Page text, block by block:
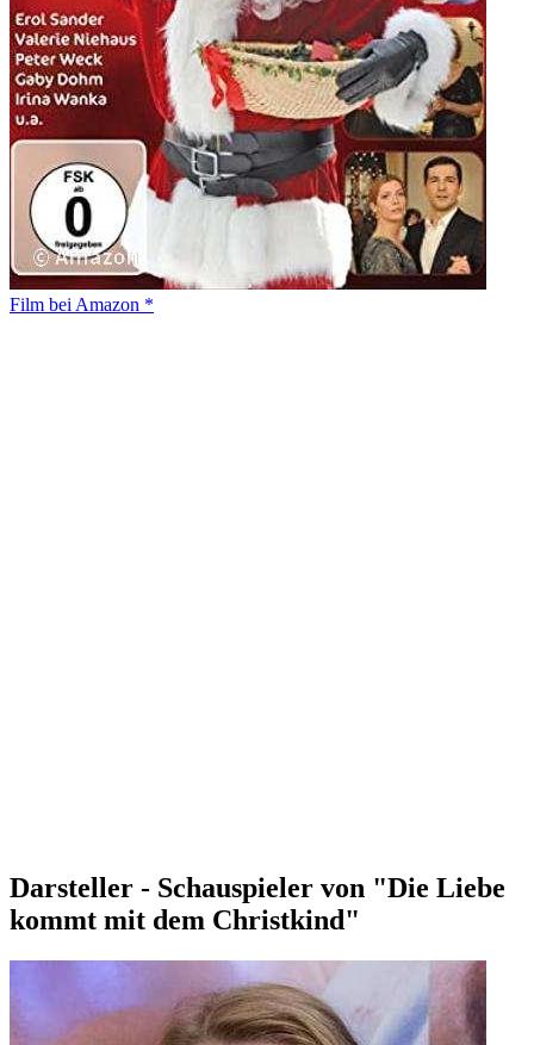
Film bei Amazon *
Darsteller - Schauspieler von "Die Liebe
kommt mit dem Christkind"